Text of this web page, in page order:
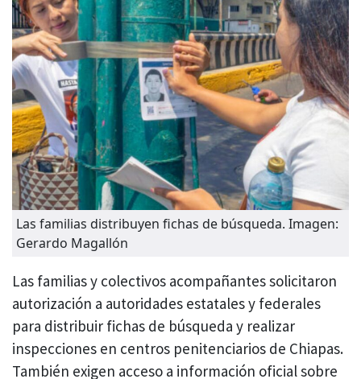
Las familias distribuyen fichas de búsqueda. Imagen:
Gerardo Magallón
Las familias y colectivos acompañantes solicitaron
autorización a autoridades estatales y federales
para distribuir fichas de búsqueda y realizar
inspecciones en centros penitenciarios de Chiapas.
También exigen acceso a información oficial sobre